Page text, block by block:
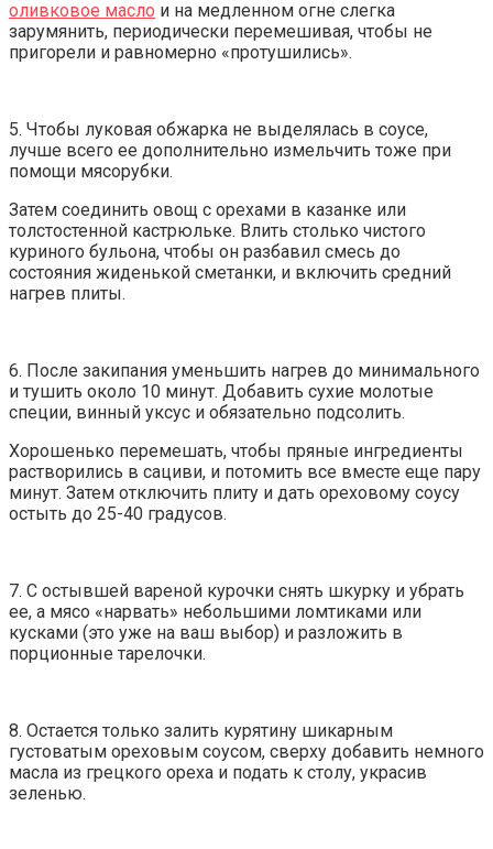
оливковое масло и на медленном огне слегка
зарумянить, периодически перемешивая, чтобы не
пригорели и равномерно «протушились».
5. Чтобы луковая обжарка не выделялась в соусе,
лучше всего ее дополнительно измельчить тоже при
помощи мясорубки.
Затем соединить овощ с орехами в казанке или
толстостенной кастрюльке. Влить столько чистого
куриного бульона, чтобы он разбавил смесь до
состояния жиденькой сметанки, и включить средний
нагрев плиты.
6. После закипания уменьшить нагрев до минимального
и тушить около 10 минут. Добавить сухие молотые
специи, винный уксус и обязательно подсолить.
Хорошенько перемешать, чтобы пряные ингредиенты
растворились в сациви, и потомить все вместе еще пару
минут. Затем отключить плиту и дать ореховому соусу
остыть до 25-40 градусов.
7. С остывшей вареной курочки снять шкурку и убрать
ее, а мясо «нарвать» небольшими ломтиками или
кусками (это уже на ваш выбор) и разложить в
порционные тарелочки.
8. Остается только залить курятину шикарным
густоватым ореховым соусом, сверху добавить немного
масла из грецкого ореха и подать к столу, украсив
зеленью.